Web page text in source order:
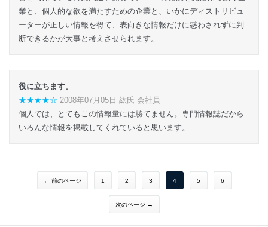
業と、個人的な欲を満たすための企業と、いかにディストリビュ
ーターが正しい情報を得て、表向きな情報だけに惑わされずに判
断できるかが大事と考えさせられます。
役に立ちます。
★★★★☆ 2008年07月05日 紘氏 会社員
個人では、とてもこの情報量には勝てません。専門情報誌だから
いろんな情報を掲載してくれていると思います。
← 前のページ 1 2 3 4 5 6
次のページ →